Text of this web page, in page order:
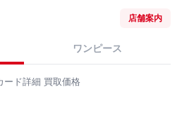
店舗案内
ワンピース
ード詳細 買取価格